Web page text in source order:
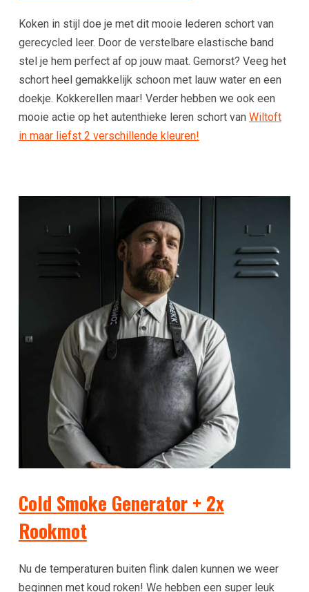
Koken in stijl doe je met dit mooie lederen schort van
gerecycled leer. Door de verstelbare elastische band
stel je hem perfect af op jouw maat. Gemorst? Veeg het
schort heel gemakkelijk schoon met lauw water en een
doekje. Kokkerellen maar! Verder hebben we ook een
mooie actie op het autenthieke leren schort van Wiltoft
in maar liefst 2 verschillende kleuren!
Cold Smoke Generator + 2x
Rookmot
Nu de temperaturen buiten flink dalen kunnen we weer
beginnen met koud roken! We hebben een super leuk